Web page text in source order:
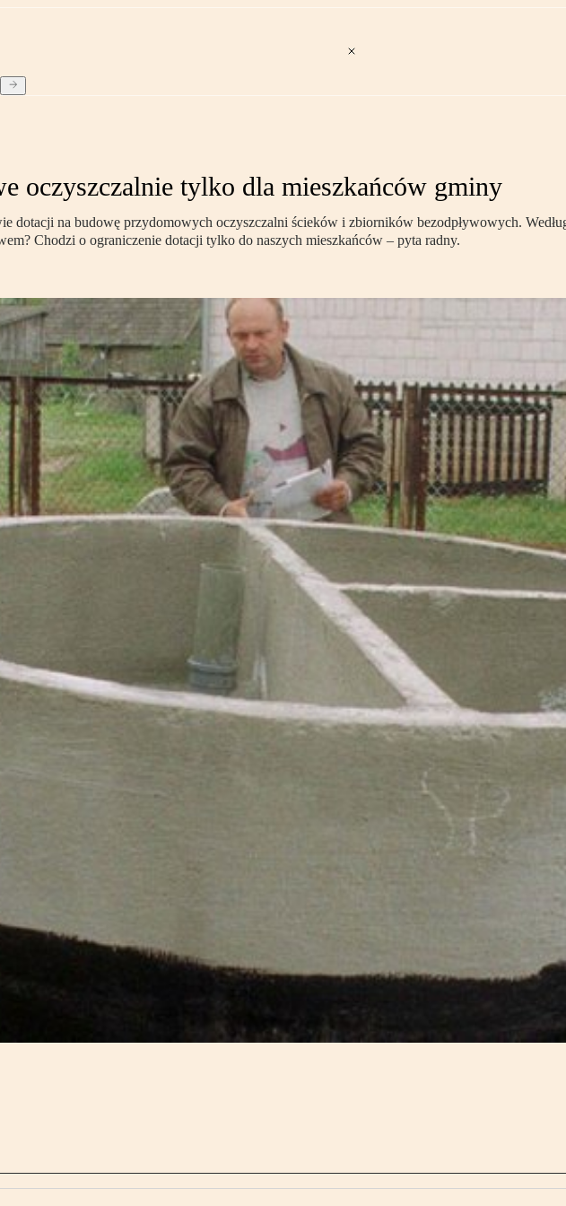
oczyszczalnie tylko dla mieszkańców gminy
dotacji na budowę przydomowych oczyszczalni ścieków i zbiorników bezodpływowych.
Chodzi o ograniczenie dotacji tylko do naszych mieszkańców – pyta radny.